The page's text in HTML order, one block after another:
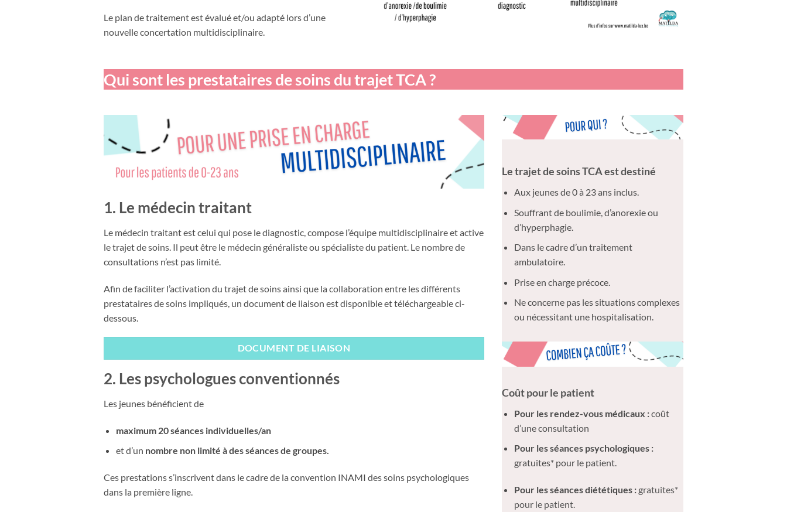
Le plan de traitement est évalué et/ou adapté lors d’une
nouvelle concertation multidisciplinaire.
Qui sont les prestataires de soins du trajet TCA ?
1. Le médecin traitant
Le médecin traitant est celui qui pose le diagnostic, compose l’équipe multidisciplinaire et active
le trajet de soins. Il peut être le médecin généraliste ou spécialiste du patient. Le nombre de
consultations n’est pas limité.
Afin de faciliter l’activation du trajet de soins ainsi que la collaboration entre les différents
prestataires de soins impliqués, un document de liaison est disponible et téléchargeable ci-
dessous.
DOCUMENT DE LIAISON
2. Les psychologues conventionnés
Les jeunes bénéficient de
maximum 20 séances individuelles/an
et d’un nombre non limité à des séances de groupes.
Ces prestations s’inscrivent dans le cadre de la convention INAMI des soins psychologiques
dans la première ligne.
Le trajet de soins TCA est destiné
Aux jeunes de 0 à 23 ans inclus.
Souffrant de boulimie, d’anorexieou
d’hyperphagie.
Dans le cadre d’un traitement
ambulatoire.
Prise en charge précoce.
Ne concerne pas les situations complexes
ou nécessitant une hospitalisation.
Coût pour le patient
Pour les rendez-vous médicaux :coût
d’une consultation
Pour les séances psychologiques :
gratuites* pour le patient.
Pour les séances diététiques : gratuites*
pour le patient.